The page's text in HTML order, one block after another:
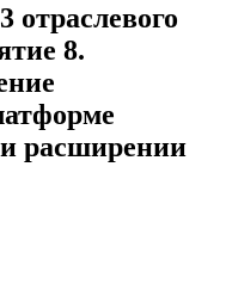
отраслевого
8.
расширении